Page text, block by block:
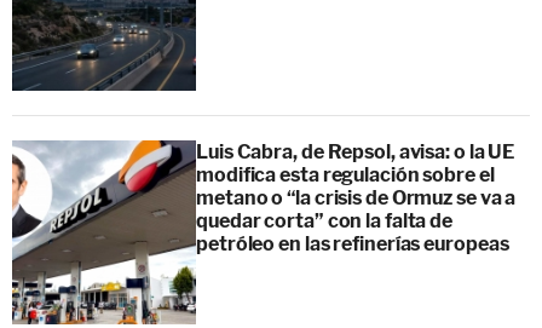
Luis Cabra, de Repsol, avisa: o la UE
modifica esta regulación sobre el
metano o “la crisis de Ormuz se va a
quedar corta” con la falta de
petróleo en las refinerías europeas